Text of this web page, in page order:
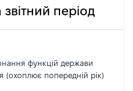
звітний період
функцій держави
(охоплює попередній рік)